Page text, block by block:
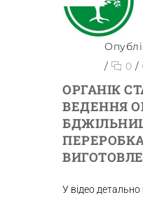
/
0 /
ОРГАНІК
ВЕДЕННЯ
У відео